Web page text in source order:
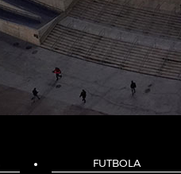
FUTBOLA